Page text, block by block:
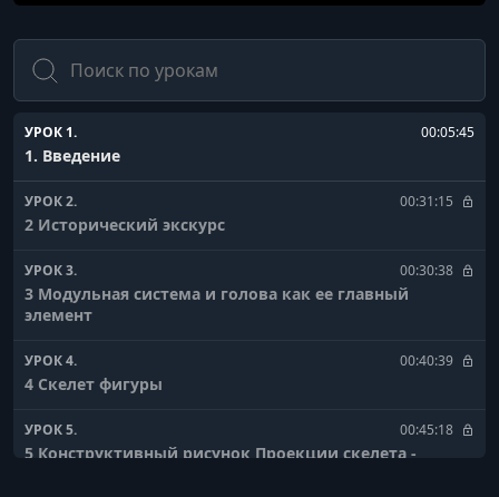
Поиск
УРОК 1. 00:05:45
1. Введение
УРОК 2. 00:31:15
2 Исторический экскурс
УРОК 3. 00:30:38
3 Модульная система и голова как ее главный
элемент
УРОК 4. 00:40:39
4 Скелет фигуры
УРОК 5. 00:45:18
5 Конструктивный рисунок Проекции скелета -